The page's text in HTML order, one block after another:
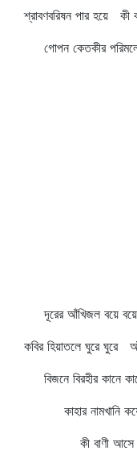
শ্রাবণবরিষন পার হয়ে কী
গোপন কেতকীর
দূরের আঁখিজল বয়ে
কবির হিয়াতলে ঘুরে ঘুরে
বিজনে বিরহীর কানে
কাহার নামখানি
কী বাণী আসে ওই